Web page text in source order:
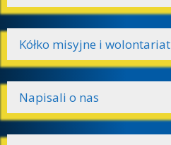
Kółko misyjne i wolontariat
Napisali o nas